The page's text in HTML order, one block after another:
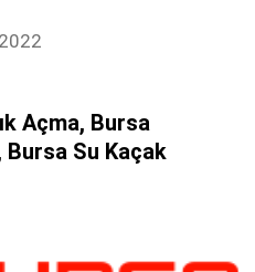
Açma, Bursa
Su Kaçak